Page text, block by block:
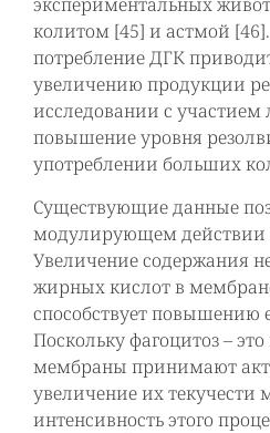
колитом [45] и астмой
потребление ДГК
увеличению продукции
исследовании с
повышение уровня
употреблении больших
Существующие данные
модулирующем действии
Увеличение содержания
жирных кислот в
способствует повышению
Поскольку фагоцитоз –
мембраны принимают
увеличение их текучести
интенсивность этого